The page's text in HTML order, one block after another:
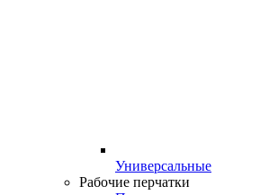
Универсальные
Рабочие перчатки